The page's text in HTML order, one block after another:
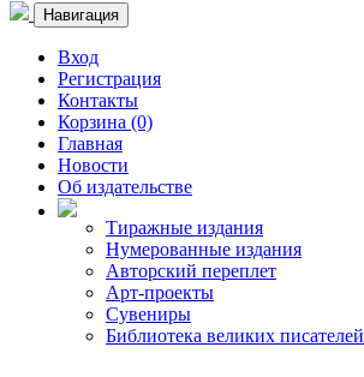
Навигация
Вход
Регистрация
Контакты
Корзина (0)
Главная
Новости
Об издательстве
Тиражные издания
Нумерованные издания
Авторский переплет
Арт-проекты
Сувениры
Библиотека великих писателей